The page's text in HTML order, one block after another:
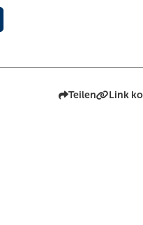
Teilen Link